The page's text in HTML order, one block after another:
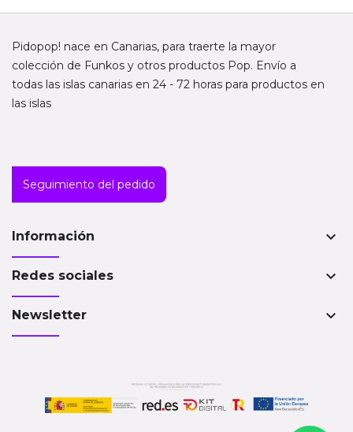
Pidopop! nace en Canarias, para traerte la mayor
colección de Funkos y otros productos Pop. Envío a
todas las islas canarias en 24 - 72 horas para productos en
las islas
Seguimiento del pedido
Información keyboard_arrow_down
Redes sociales keyboard_arrow_down
Newsletter keyboard_arrow_down